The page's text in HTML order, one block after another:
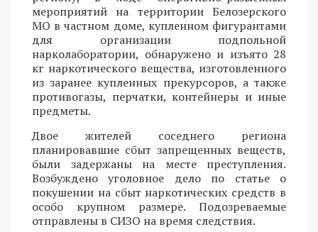
мероприятий на территории Белозерского
МО в частном доме, купленном фигурантами
для организации подпольной
нарколаборатории, обнаружено и изъято 28
кг наркотического вещества, изготовленного
из заранее купленных прекурсоров, а также
противогазы, перчатки, контейнеры и иные
предметы.
Двое жителей соседнего региона
планировавшие сбыт запрещенных веществ,
были задержаны на месте преступления.
Возбуждено уголовное дело по статье о
покушении на сбыт наркотических средств в
особо крупном размере. Подозреваемые
отправлены в СИЗО на время следствия.